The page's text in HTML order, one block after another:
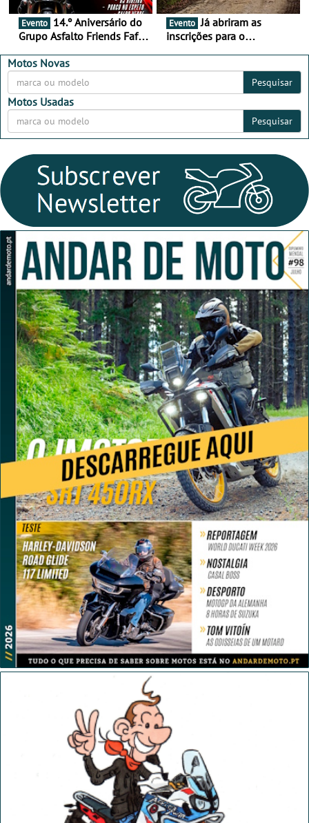
Evento
Grupo Asfalto Friends Fafe,
2026
Evento Já abriram as
inscrições para o
Motos Novas
Pesquisar
Motos Usadas
Pesquisar